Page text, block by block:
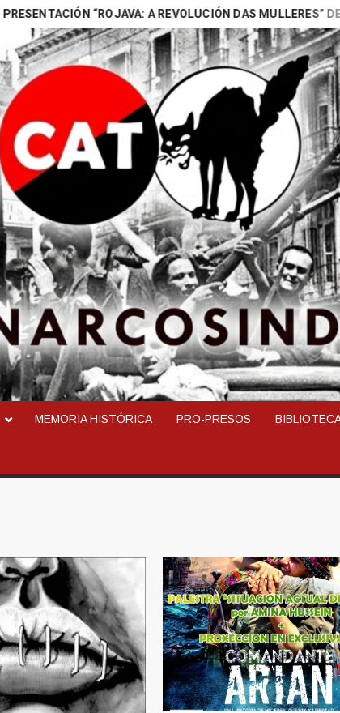
“ROJAVA: A REVOLUCIÓN DAS MULLERES” DE NAOMI
Search
DEL
MEMORIA HISTÓRICA PRO-PRESOS